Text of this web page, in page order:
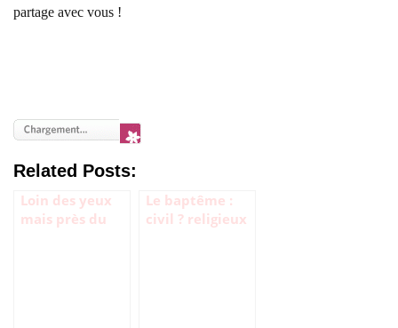
partage avec vous !
Related Posts:
Loin des yeux
mais près du
Le baptême :
civil ? religieux